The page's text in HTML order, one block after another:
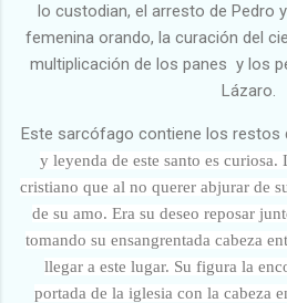
lo custodian, el arresto de Pedro
femenina orando, la curación del
multiplicación de los panes y los
Lázaro.
Este sarcófago contiene los restos
y leyenda de este santo es
cristiano que al no querer abjurar de
de su amo. Era su deseo reposar
tomando su ensangrentada cabeza
llegar a este lugar. Su figura la
portada de la iglesia con la cabeza